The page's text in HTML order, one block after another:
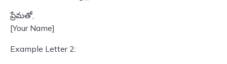
ప్రేమతో,
[Your Name]
Example Letter 2: